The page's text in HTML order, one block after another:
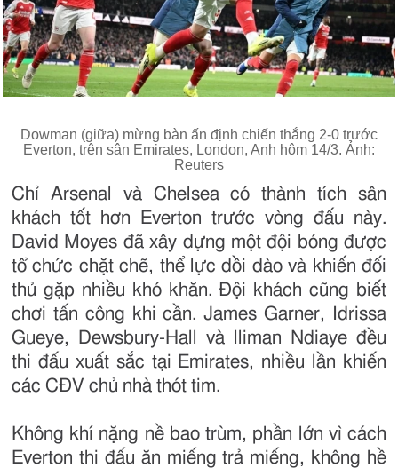
Dowman (giữa) mừng bàn ấn định chiến thắng 2-0 trước
Everton, trên sân Emirates, London, Anh hôm 14/3. Ảnh:
Reuters
Chỉ Arsenal và Chelsea có thành tích sân
khách tốt hơn Everton trước vòng đấu này.
David Moyes đã xây dựng một đội bóng được
tổ chức chặt chẽ, thể lực dồi dào và khiến đối
thủ gặp nhiều khó khăn. Đội khách cũng biết
chơi tấn công khi cần. James Garner, Idrissa
Gueye, Dewsbury-Hall và Iliman Ndiaye đều
thi đấu xuất sắc tại Emirates, nhiều lần khiến
các CĐV chủ nhà thót tim.
Không khí nặng nề bao trùm, phần lớn vì cách
Everton thi đấu ăn miếng trả miếng, không hề